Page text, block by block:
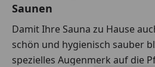
Saunen
Damit Ihre Sauna zu Hause
schön und hygienisch sauber
spezielles Augenmerk auf die